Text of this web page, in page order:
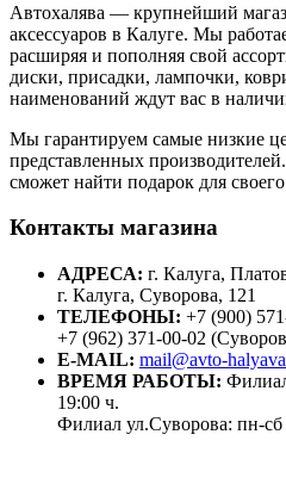
Автохалява — крупнейший
аксессуаров в Калуге. Мы
расширяя и пополняя свой
диски, присадки, лампочки,
наименований ждут вас в
Мы гарантируем самые низкие
представленных
сможет найти подарок для
Контакты магазина
АДРЕСА: г. Калуга,
г. Калуга, Суворова, 121
ТЕЛЕФОНЫ: +7 (900)
+7 (962) 371-00-02
E-MAIL: mail@avto-
ВРЕМЯ РАБОТЫ:
19:00 ч.
Филиал ул.Суворова: пн-сб